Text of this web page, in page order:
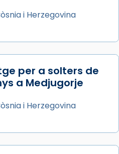
és juntament amb el
un dels que
prop Jesús.
(12,2) fou el primer
a Jerusalem per
l'any 44).
i Herzegovina
per a solters de
a Medjugorje
i Herzegovina